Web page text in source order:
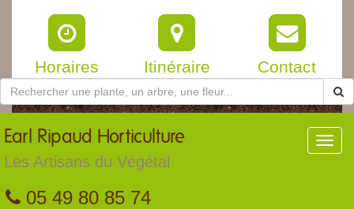
Horaires Itinéraire Contact
Earl Ripaud Horticulture
Les Artisans du Végétal
05 49 80 85 74